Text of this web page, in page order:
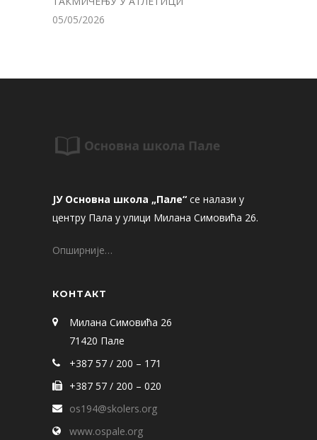
05/05/2026
ЈУ Основна школа „Пале“ се налази у
центру Пала у улици Милана Симовића 26.
Опширније…
КОНТАКТ
Милана Симовића 26
71420 Пале
+387 57 / 200 – 171
+387 57 / 200 – 020
os194@skolers.org
www.ospale.org